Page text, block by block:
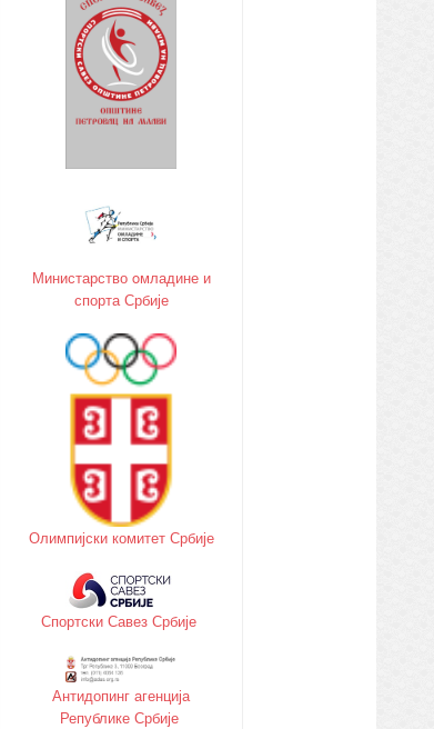
Министарство oмладине и
спорта Србије
Олимпијски комитет Србије
Спортски Савез Србије
Антидопинг агенција
Републике Србије